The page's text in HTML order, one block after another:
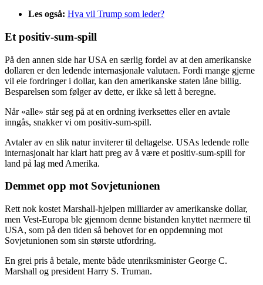
Les også: Hva vil Trump som leder?
Et positiv-sum-spill
På den annen side har USA en særlig fordel av at den amerikanske
dollaren er den ledende internasjonale valutaen. Fordi mange gjerne
vil eie fordringer i dollar, kan den amerikanske staten låne billig.
Besparelsen som følger av dette, er ikke så lett å beregne.
Når «alle» står seg på at en ordning iverksettes eller en avtale
inngås, snakker vi om positiv-sum-spill.
Avtaler av en slik natur inviterer til deltagelse. USAs ledende rolle
internasjonalt har klart hatt preg av å være et positiv-sum-spill for
land på lag med Amerika.
Demmet opp mot Sovjetunionen
Rett nok kostet Marshall-hjelpen milliarder av amerikanske dollar,
men Vest-Europa ble gjennom denne bistanden knyttet nærmere til
USA, som på den tiden så behovet for en oppdemning mot
Sovjetunionen som sin største utfordring.
En grei pris å betale, mente både utenriksminister George C.
Marshall og president Harry S. Truman.